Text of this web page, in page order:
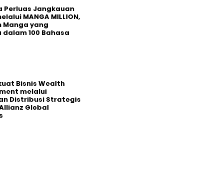
Perluas Jangkauan
MANGA MILLION,
Manga yang
dalam 100 Bahasa
Bisnis Wealth
melalui
Distribusi Strategis
Global